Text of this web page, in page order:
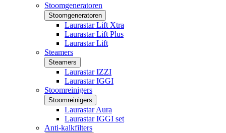
Stoomgeneratoren
Stoomgeneratoren
Laurastar Lift Xtra
Laurastar Lift Plus
Laurastar Lift
Steamers
Steamers
Laurastar IZZI
Laurastar IGGI
Stoomreinigers
Stoomreinigers
Laurastar Aura
Laurastar IGGI set
Anti-kalkfilters